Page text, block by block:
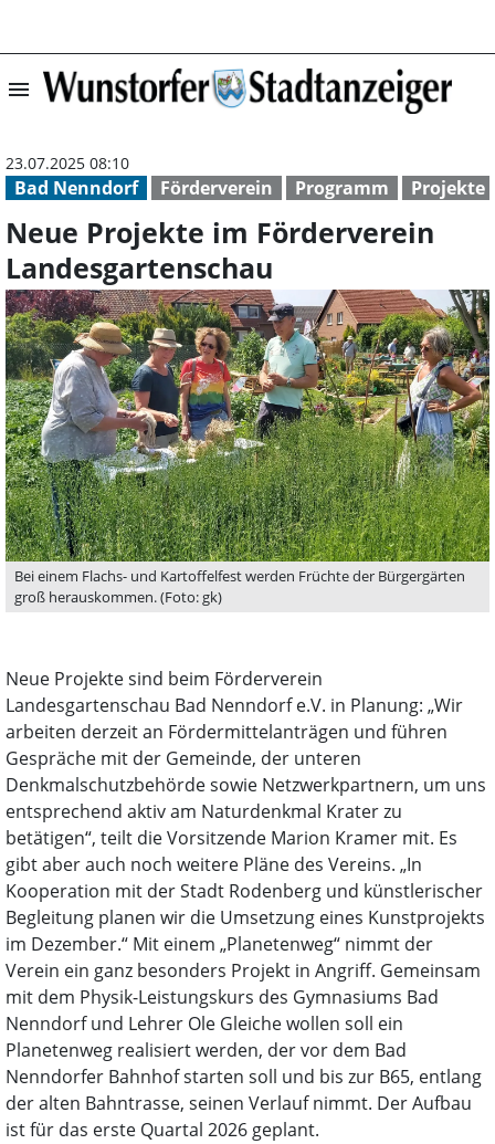
menu Neue Projekte
Bad Nenndorf Förderverein Programm Projekte
23.07.2025 08:10
Neue Projekte im Förderverein
Landesgartenschau
Bei einem Flachs- und Kartoffelfest werden Früchte der Bürgergärten
groß herauskommen. (Foto: gk)
Neue Projekte sind beim Förderverein
Landesgartenschau Bad Nenndorf e.V. in Planung: „Wir
arbeiten derzeit an Fördermittelanträgen und führen
Gespräche mit der Gemeinde, der unteren
Denkmalschutzbehörde sowie Netzwerkpartnern, um uns
entsprechend aktiv am Naturdenkmal Krater zu
betätigen“, teilt die Vorsitzende Marion Kramer mit. Es
gibt aber auch noch weitere Pläne des Vereins. „In
Kooperation mit der Stadt Rodenberg und künstlerischer
Begleitung planen wir die Umsetzung eines Kunstprojekts
im Dezember.“ Mit einem „Planetenweg“ nimmt der
Verein ein ganz besonders Projekt in Angriff. Gemeinsam
mit dem Physik-Leistungskurs des Gymnasiums Bad
Nenndorf und Lehrer Ole Gleiche wollen soll ein
Planetenweg realisiert werden, der vor dem Bad
Nenndorfer Bahnhof starten soll und bis zur B65, entlang
der alten Bahntrasse, seinen Verlauf nimmt. Der Aufbau
ist für das erste Quartal 2026 geplant.